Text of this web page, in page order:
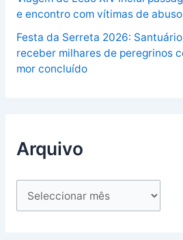
e encontro com vítimas de
Festa da Serreta 2026:
receber milhares de peregrinos
mor concluído
Arquivo